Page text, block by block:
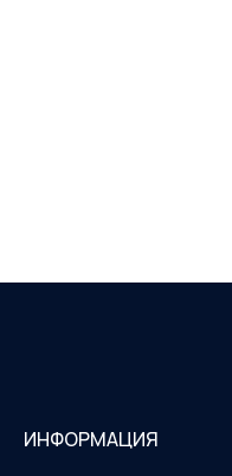
ИНФОРМАЦИЯ